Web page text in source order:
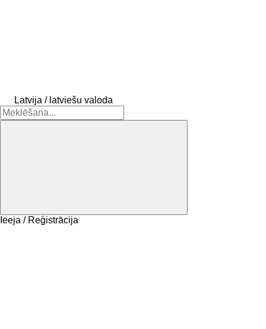
Latvija / latviešu valoda
Ieeja / Reģistrācija